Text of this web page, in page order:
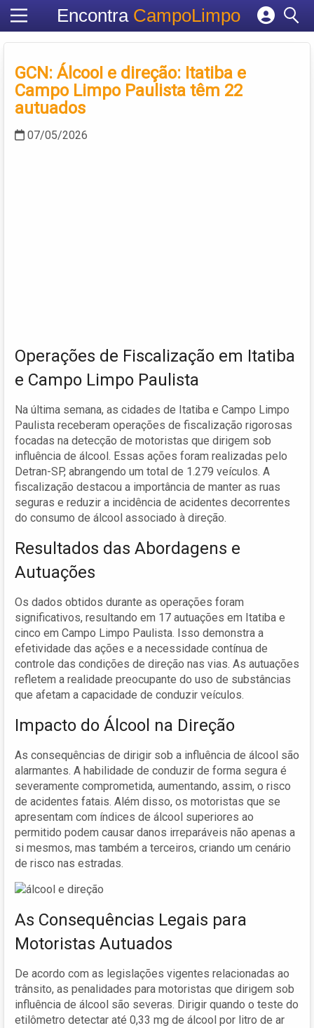
Encontra CampoLimpo
Cadastrar empresa
Criar conta
GCN: ÁlcooI e direção: Itatiba e
Campo Limpo Paulista têm 22
autuados
07/05/2026
Operações de Fiscalização em Itatiba
e Campo Limpo Paulista
Na última semana, as cidades de Itatiba e Campo Limpo
Paulista receberam operações de fiscalização rigorosas
focadas na detecção de motoristas que dirigem sob
influência de álcool. Essas ações foram realizadas pelo
Detran-SP, abrangendo um total de 1.279 veículos. A
fiscalização destacou a importância de manter as ruas
seguras e reduzir a incidência de acidentes decorrentes
do consumo de álcool associado à direção.
Resultados das Abordagens e
Autuações
Os dados obtidos durante as operações foram
significativos, resultando em 17 autuações em Itatiba e
cinco em Campo Limpo Paulista. Isso demonstra a
efetividade das ações e a necessidade contínua de
controle das condições de direção nas vias. As autuações
refletem a realidade preocupante do uso de substâncias
que afetam a capacidade de conduzir veículos.
Impacto do Álcool na Direção
As consequências de dirigir sob a influência de álcool são
alarmantes. A habilidade de conduzir de forma segura é
severamente comprometida, aumentando, assim, o risco
de acidentes fatais. Além disso, os motoristas que se
apresentam com índices de álcool superiores ao
permitido podem causar danos irreparáveis não apenas a
si mesmos, mas também a terceiros, criando um cenário
de risco nas estradas.
As Consequências Legais para
Motoristas Autuados
De acordo com as legislações vigentes relacionadas ao
trânsito, as penalidades para motoristas que dirigem sob
influência de álcool são severas. Dirigir quando o teste do
etilômetro detectar até 0,33 mg de álcool por litro de ar